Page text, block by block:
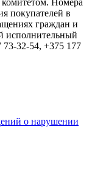
Номера
покупателей в
граждан и
исполнительный
73-32-54, +375 177
о нарушении